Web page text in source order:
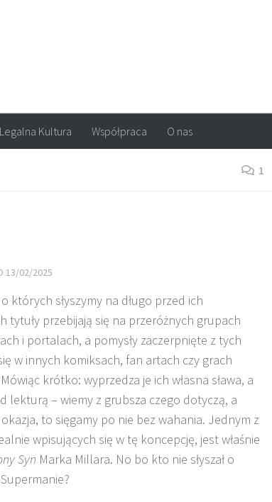
Legalna Kultura Współpraca O nas
1
13/02/2025
których słyszymy na długo przed ich
tytuły przebijają się na przeróżnych grupach
i portalach, a pomysły zaczerpnięte z tych
w innych komiksach, fan artach czy grach
krótko: wyprzedza je ich własna sława, a
lekturą – wiemy z grubsza czego dotyczą, a
to sięgamy po nie bez wahania. Jednym z
wpisujących się w tę koncepcję, jest właśnie
Syn Marka Millara. No bo kto nie słyszał o